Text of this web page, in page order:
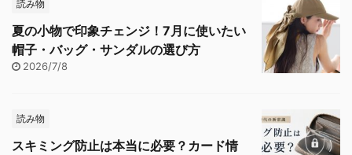
読み物
夏の小物で印象チェンジ！7月に使いたい
帽子・バッグ・サンダルの選び方
2026/7/8
読み物
スキミング防止は本当に必要？カード情